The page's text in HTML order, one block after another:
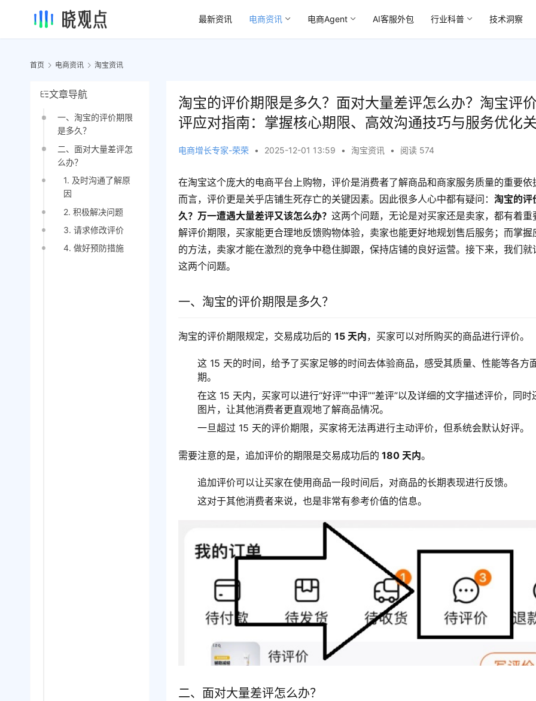
最新资讯 电商资讯 电商Agent AI客服外包 行业科普 技术洞察
首页 电商资讯 淘宝资讯
文章导航
一、淘宝的评价期限
是多久？
二、面对大量差评怎
么办？
1. 及时沟通了解原
因
2. 积极解决问题
3. 请求修改评价
4. 做好预防措施
淘宝的评价期限是多久？面对大量差评怎么办？淘宝评
评应对指南：掌握核心期限、高效沟通技巧与服务优化
电商增长专家-荣荣 • 2025-12-01 13:59 • 淘宝资讯 • 阅读 574
在淘宝这个庞大的电商平台上购物，评价是消费者了解商品和商家服务质量的重要依
而言，评价更是关乎店铺生死存亡的关键因素。因此很多人心中都有疑问：淘宝的评
久？万一遭遇大量差评又该怎么办？这两个问题，无论是对买家还是卖家，都有着重
解评价期限，买家能更合理地反馈购物体验，卖家也能更好地规划售后服务；而掌握
的方法，卖家才能在激烈的竞争中稳住脚跟，保持店铺的良好运营。接下来，我们就
这两个问题。
一、淘宝的评价期限是多久？
淘宝的评价期限规定，交易成功后的 15 天内，买家可以对所购买的商品进行评价。
这 15 天的时间，给予了买家足够的时间去体验商品，感受其质量、性能等各方
期。
在这 15 天内，买家可以进行“好评”“中评”“差评”以及详细的文字描述评价，同
图片，让其他消费者更直观地了解商品情况。
一旦超过 15 天的评价期限，买家将无法再进行主动评价，但系统会默认好评。
需要注意的是，追加评价的期限是交易成功后的 180 天内。
追加评价可以让买家在使用商品一段时间后，对商品的长期表现进行反馈。
这对于其他消费者来说，也是非常有参考价值的信息。
二、面对大量差评怎么办？